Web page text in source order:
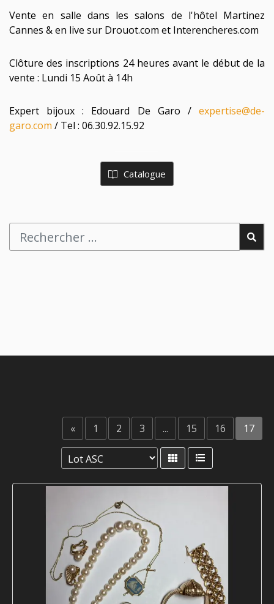
Vente en salle dans les salons de l'hôtel Martinez
Cannes & en live sur Drouot.com et Interencheres.com
Clôture des inscriptions 24 heures avant le début de la
vente : Lundi 15 Août à 14h
Expert bijoux : Edouard De Garo / expertise@de-
garo.com / Tel : 06.30.92.15.92
Catalogue
« 1 2 3 ... 15 16 17